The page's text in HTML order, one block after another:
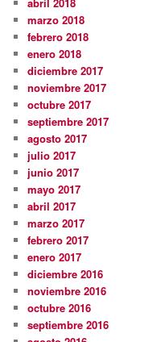
marzo 2018
febrero 2018
enero 2018
diciembre 2017
noviembre 2017
octubre 2017
septiembre 2017
agosto 2017
julio 2017
junio 2017
mayo 2017
abril 2017
marzo 2017
febrero 2017
enero 2017
diciembre 2016
noviembre 2016
octubre 2016
septiembre 2016